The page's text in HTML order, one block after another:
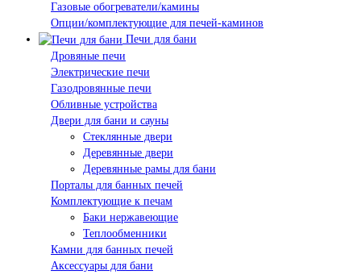
Газовые обогреватели/камины
Опции/комплектующие для печей-каминов
Печи для бани
Дровяные печи
Электрические печи
Газодровянные печи
Обливные устройства
Двери для бани и сауны
Стеклянные двери
Деревянные двери
Деревянные рамы для бани
Порталы для банных печей
Комплектующие к печам
Баки нержавеющие
Теплообменники
Камни для банных печей
Аксессуары для бани